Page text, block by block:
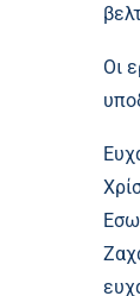
Οι